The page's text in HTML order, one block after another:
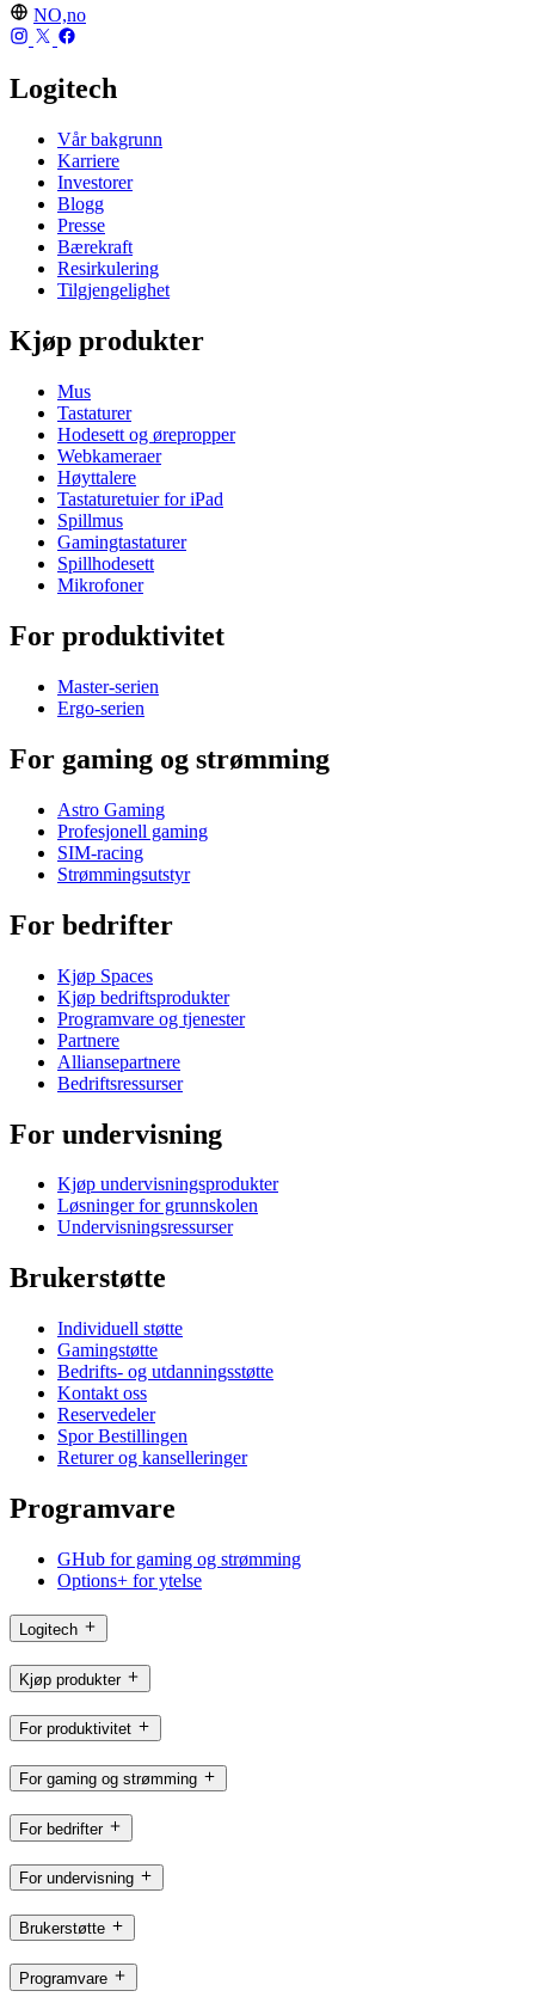
NO,no
Logitech
Vår bakgrunn
Karriere
Investorer
Blogg
Presse
Bærekraft
Resirkulering
Tilgjengelighet
Kjøp produkter
Mus
Tastaturer
Hodesett og ørepropper
Webkameraer
Høyttalere
Tastaturetuier for iPad
Spillmus
Gamingtastaturer
Spillhodesett
Mikrofoner
For produktivitet
Master-serien
Ergo-serien
For gaming og strømming
Astro Gaming
Profesjonell gaming
SIM-racing
Strømmingsutstyr
For bedrifter
Kjøp Spaces
Kjøp bedriftsprodukter
Programvare og tjenester
Partnere
Alliansepartnere
Bedriftsressurser
For undervisning
Kjøp undervisningsprodukter
Løsninger for grunnskolen
Undervisningsressurser
Brukerstøtte
Individuell støtte
Gamingstøtte
Bedrifts- og utdanningsstøtte
Kontakt oss
Reservedeler
Spor Bestillingen
Returer og kanselleringer
Programvare
GHub for gaming og strømming
Options+ for ytelse
Logitech
Kjøp produkter
For produktivitet
For gaming og strømming
For bedrifter
For undervisning
Brukerstøtte
Programvare